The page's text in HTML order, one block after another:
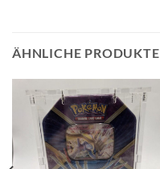
ÄHNLICHE PRODUKTE